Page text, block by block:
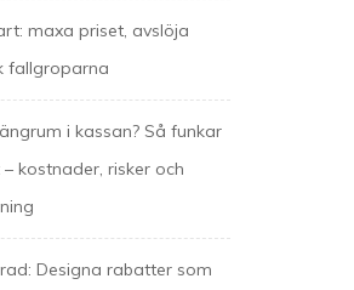
maxa priset, avslöja
fallgroparna
i kassan? Så funkar
kostnader, risker och
Designa rabatter som